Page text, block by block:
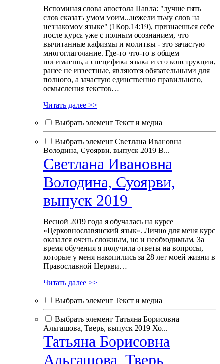
Вспоминая слова апостола Павла: "лучше пять
слов сказать умом моим...нежели тьму слов на
незнакомом языке" (1Кор.14:19), признаешься себе
после курса уже с полным осознанием, что
вычитанные кафизмы и молитвы - это зачастую
многоглаголание. Где-то что-то в общем
понимаешь, а специфика языка и его конструкции,
ранее не известные, являются обязательными для
полного, а зачастую единственно правильного,
осмысления текстов…
Читать далее >>
Выбрать элемент Текст и медиа
Выбрать элемент Светлана Ивановна
Володина, Суоярви, выпуск 2019 В...
Светлана Ивановна
Володина, Суоярви,
выпуск 2019
Весной 2019 года я обучалась на курсе
«Церковнославянский язык». Лично для меня курс
оказался очень сложным, но и необходимым. За
время обучения я получила ответы на вопросы,
которые у меня накопились за 28 лет моей жизни в
Православной Церкви…
Читать далее >>
Выбрать элемент Текст и медиа
Выбрать элемент Татьяна Борисовна
Альгашова, Тверь, выпуск 2019 Хо...
Татьяна Борисовна
Альгашова, Тверь,